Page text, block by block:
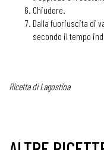
Chiudere.
Dalla fuoriuscita di
secondo il tempo
Ricetta di Lagostina